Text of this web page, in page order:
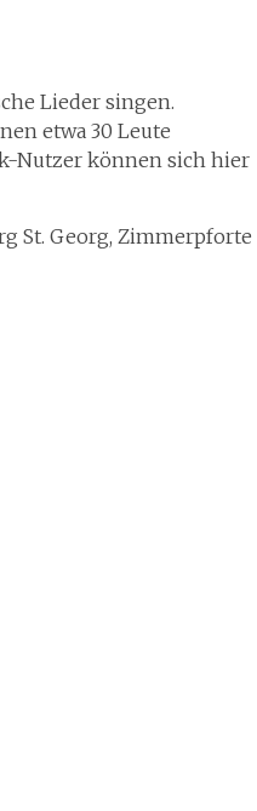
Lieder singen.
etwa 30 Leute
Nutzer können sich hier
St. Georg, Zimmerpforte